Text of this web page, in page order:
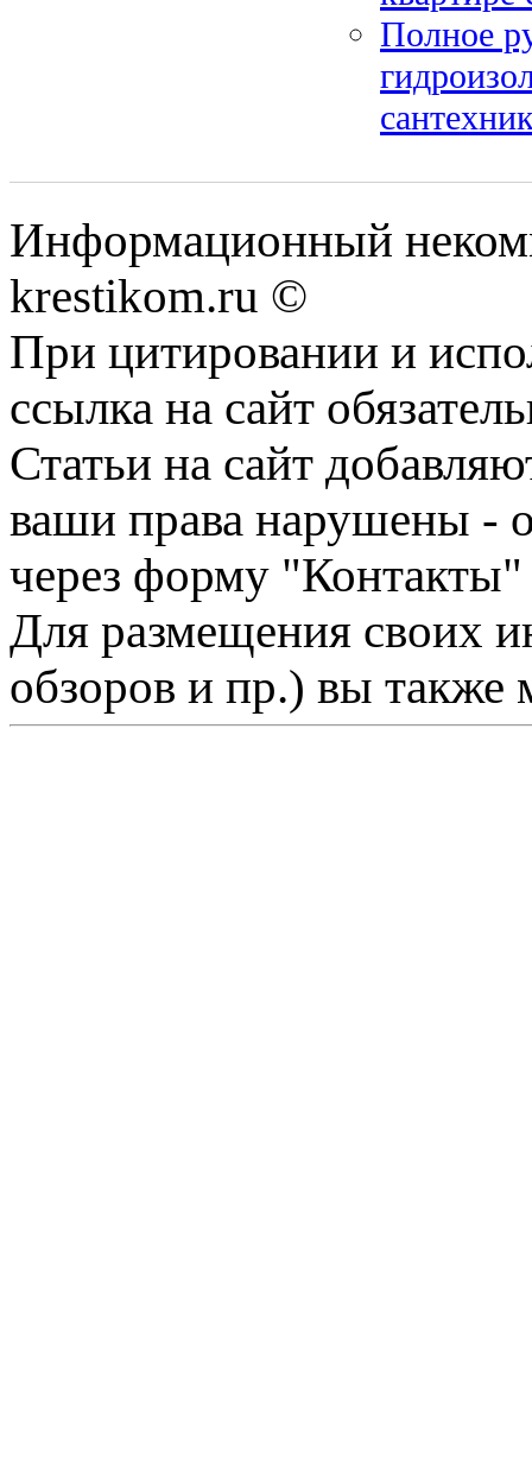
Полное
Информационный
krestikom.ru ©
При цитировании и
ссылка на сайт
Статьи на сайт
ваши права нарушены -
через форму "Контакты"
Для размещения своих
обзоров и пр.) вы также